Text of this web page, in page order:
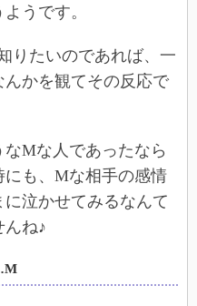
うです。
りたいのであれば、一
かを観てその反応で
Mな人であったなら
も、Mな相手の感情
泣かせてみるなんて
んね♪